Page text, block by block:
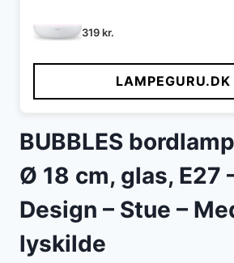
319kr.
BUBBLES
Ø 18 cm, glas, E27
Design – Stue –
lyskilde